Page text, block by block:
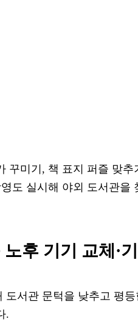
꾸미기, 책 표지 퍼즐 맞추
도 실시해 야외 도서관을
후 기기 교체·
서관 문턱을 낮추고 평
.